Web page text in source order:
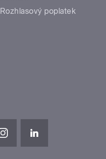
Rozhlasový poplatek